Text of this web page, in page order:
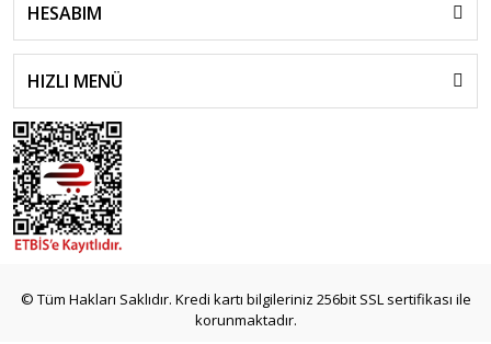
HESABIM
HIZLI MENÜ
© Tüm Hakları Saklıdır. Kredi kartı bilgileriniz 256bit SSL sertifikası ile
korunmaktadır.